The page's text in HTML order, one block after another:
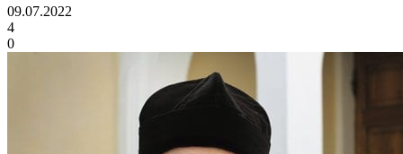
09.07.2022
4
0